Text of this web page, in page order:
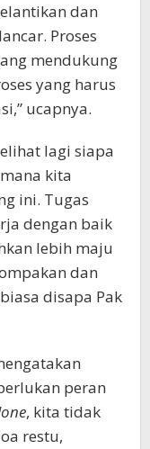
dan
Proses
mendukung
yang harus
ucapnya.
lagi siapa
kita
ini. Tugas
dengan baik
lebih maju
dan
disapa Pak
peran
, kita tidak
restu,